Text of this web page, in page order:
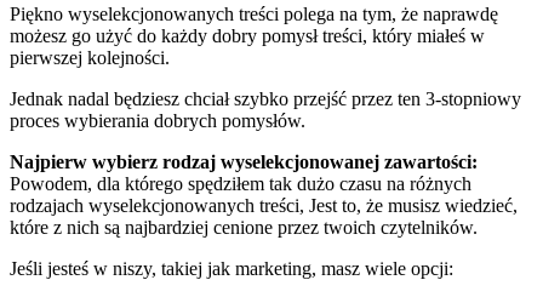
Piękno wyselekcjonowanych treści polega na tym, że naprawdę
możesz go użyć do każdy dobry pomysł treści, który miałeś w
pierwszej kolejności.
Jednak nadal będziesz chciał szybko przejść przez ten 3-stopniowy
proces wybierania dobrych pomysłów.
Najpierw wybierz rodzaj wyselekcjonowanej zawartości:
Powodem, dla którego spędziłem tak dużo czasu na różnych
rodzajach wyselekcjonowanych treści, Jest to, że musisz wiedzieć,
które z nich są najbardziej cenione przez twoich czytelników.
Jeśli jesteś w niszy, takiej jak marketing, masz wiele opcji: